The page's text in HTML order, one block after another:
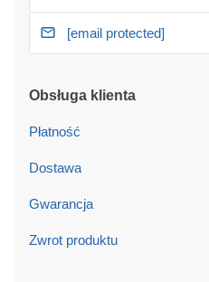
[email protected]
Obsługa klienta
Płatność
Dostawa
Gwarancja
Zwrot produktu